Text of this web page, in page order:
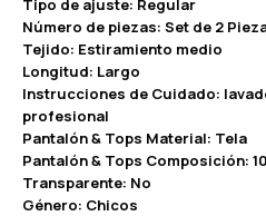
Número de piezas: Set de 2
Tejido: Estiramiento medio
Longitud: Largo
Instrucciones de Cuidado:
profesional
Pantalón & Tops Material: Tela
Pantalón & Tops Composición:
Transparente: No
Género: Chicos